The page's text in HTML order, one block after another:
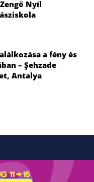
Nyíl
a fény és
– Şehzade
Antalya